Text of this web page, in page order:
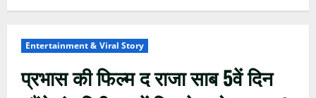
Entertainment & Viral Story
प्रभास की फिल्म द राजा साब 5वें दिन